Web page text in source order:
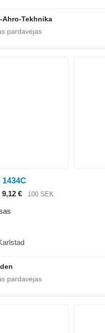
Ahro-Tekhnika
9,12 €
100 SEK